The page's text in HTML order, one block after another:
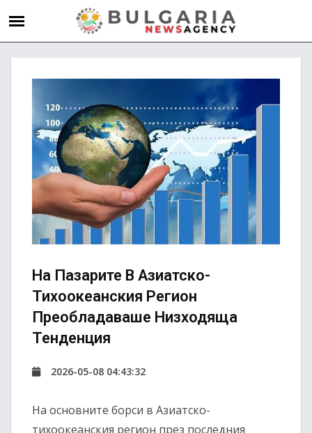
На Пазарите В Азиатско-
Тихоокеанския Регион
Преобладаваше Низходяща
Тенденция
2026-05-08 04:43:32
На основните борси в Азиатско-
тихоокеанския регион през последния